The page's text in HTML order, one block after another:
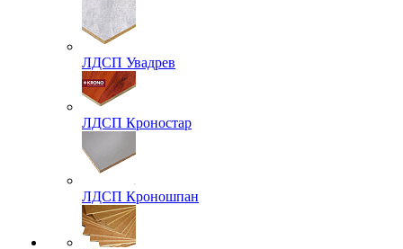
ЛДСП Увадрев
ЛДСП Кроностар
ЛДСП Кроношпан